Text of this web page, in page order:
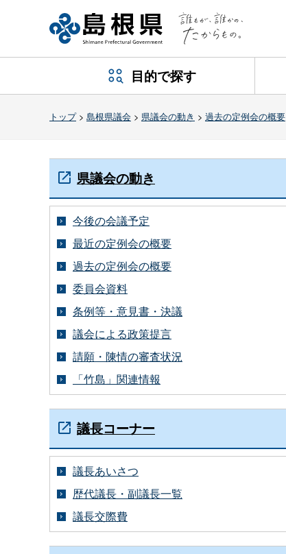
目的で探す
トップ> 島根県議会 > 県議会の動き > 過去の定例会の概要
県議会の動き
今後の会議予定
最近の定例会の概要
過去の定例会の概要
委員会資料
条例等・意見書・決議
議会による政策提言
請願・陳情の審査状況
「竹島」関連情報
議長コーナー
議長あいさつ
歴代議長・副議長一覧
議長交際費